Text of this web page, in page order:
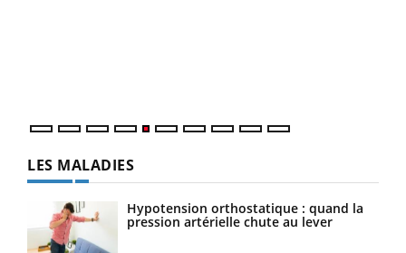
LES MALADIES
Hypotension orthostatique : quand la
pression artérielle chute au lever